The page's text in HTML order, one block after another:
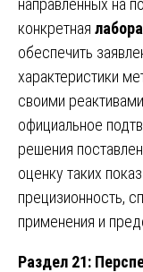
конкретная
обеспечить
характеристики
своими
официальное
решения
оценку таких
прецизионность,
применения и
Раздел 21: